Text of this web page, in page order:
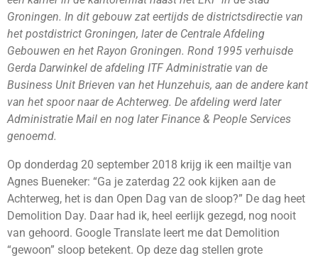
Groningen. In dit gebouw zat eertijds de districtsdirectie van
het postdistrict Groningen, later de Centrale Afdeling
Gebouwen en het Rayon Groningen. Rond 1995 verhuisde
Gerda Darwinkel de afdeling ITF Administratie van de
Business Unit Brieven van het Hunzehuis, aan de andere kant
van het spoor naar de Achterweg. De afdeling werd later
Administratie Mail en nog later Finance & People Services
genoemd.
Op donderdag 20 september 2018 krijg ik een mailtje van
Agnes Bueneker: “Ga je zaterdag 22 ook kijken aan de
Achterweg, het is dan Open Dag van de sloop?” De dag heet
Demolition Day. Daar had ik, heel eerlijk gezegd, nog nooit
van gehoord. Google Translate leert me dat Demolition
“gewoon” sloop betekent. Op deze dag stellen grote